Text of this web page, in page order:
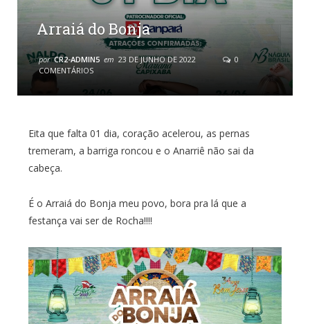
Arraiá do Bonja
por CR2-ADMIN5 em 23 DE JUNHO DE 2022
0
COMENTÁRIOS
Eita que falta 01 dia, coração acelerou, as pernas
tremeram, a barriga roncou e o Anarriê não sai da
cabeça.
É o Arraiá do Bonja meu povo, bora pra lá que a
festança vai ser de Rocha!!!!